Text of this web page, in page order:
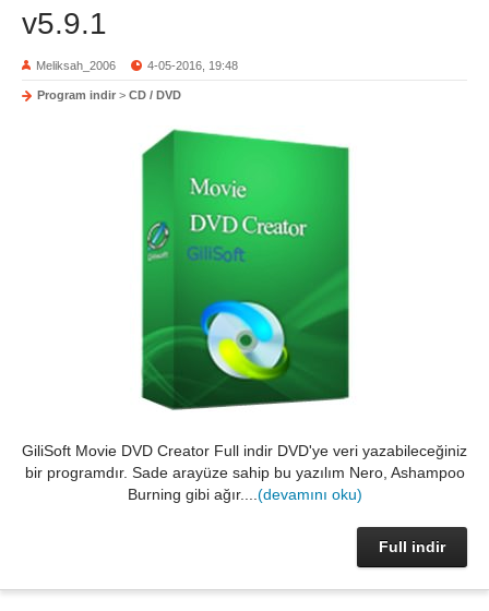
v5.9.1
Meliksah_2006 4-05-2016, 19:48
Program indir > CD / DVD
GiliSoft Movie DVD Creator Full indir DVD'ye veri yazabileceğiniz
bir programdır. Sade arayüze sahip bu yazılım Nero, Ashampoo
Burning gibi ağır.... (devamını oku)
Full indir